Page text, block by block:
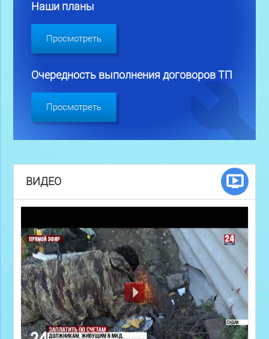
Наши планы
Просмотреть
Очередность выполнения договоров ТП
Просмотреть
ВИДЕО